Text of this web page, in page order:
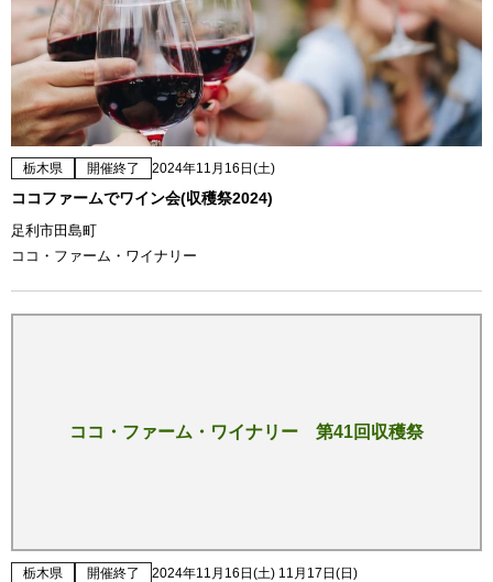
栃木県 開催終了 2024年11月16日(土)
ココファームでワイン会(収穫祭2024)
足利市田島町
ココ・ファーム・ワイナリー
ココ・ファーム・ワイナリー 第41回収穫祭
栃木県 開催終了 2024年11月16日(土) 11月17日(日)